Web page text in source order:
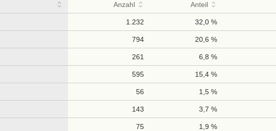
Anzahl Anteil
1.232 32,0 %
794 20,6 %
261 6,8 %
595 15,4 %
56 1,5 %
143 3,7 %
75 1,9 %